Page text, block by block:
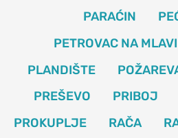
PARAĆIN
PETROVAC NA MLAVI
PLANDIŠTE
PREŠEVO
PRIBOJ
PROKUPLJE
RAČA